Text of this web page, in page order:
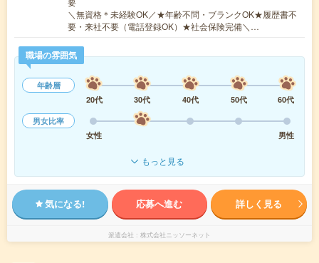
＼無資格＊未経験OK／★年齢不問・ブランクOK★履歴書不
要・来社不要（電話登録OK）★社会保険完備＼…
職場の雰囲気
年齢層
20代
30代 40代 50代
60代
男女比率
女性
男性
もっと見る
気になる! 応募へ進む 詳しく見る
派遣会社 株式会社ニッソーネット